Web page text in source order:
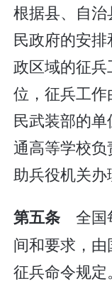
根据县、自
民政府的安
政区域的征
位，征兵工
民武装部的
通高等学校
助兵役机关办
第五条 全国
间和要求，
征兵命令规定。